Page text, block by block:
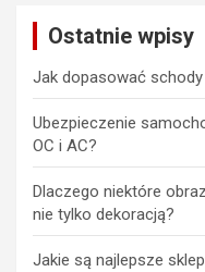
Ostatnie wpisy
Jak dopasować
Ubezpieczenie
OC i AC?
Dlaczego niektóre
nie tylko dekoracją?
Jakie są najlepsze